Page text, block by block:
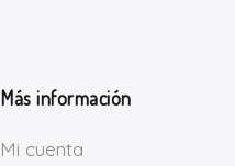
Más información
Mi cuenta